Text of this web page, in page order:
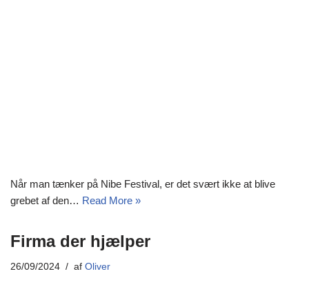
Når man tænker på Nibe Festival, er det svært ikke at blive
grebet af den… Read More »
Firma der hjælper
26/09/2024 af Oliver